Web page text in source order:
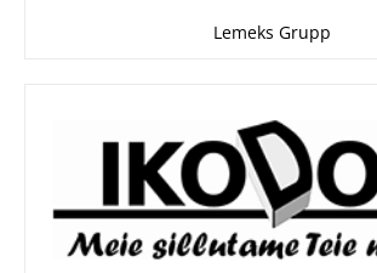
Lemeks Grupp